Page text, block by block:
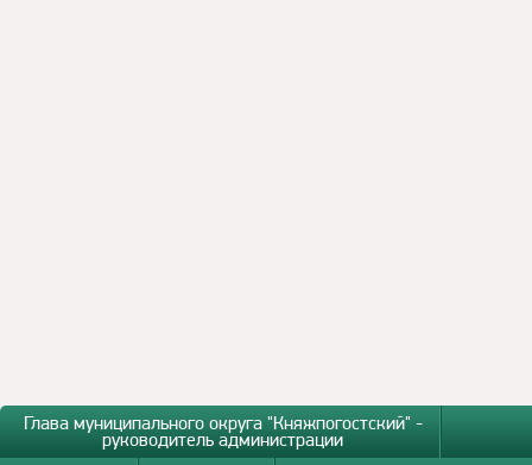
Глава муниципального округа "Княжпогостский" -
руководитель администрации